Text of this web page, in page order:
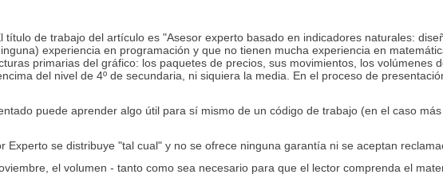
título de trabajo del artículo es "Asesor experto basado en indicadores naturales:
experiencia en programación y que no tienen mucha experiencia en
primarias del gráfico: los paquetes de precios, sus movimientos, los volúmenes
del nivel de 4º de secundaria, ni siquiera la media. En el proceso de
puede aprender algo útil para sí mismo de un código de trabajo (en el caso
Experto se distribuye "tal cual" y no se ofrece ninguna garantía ni se aceptan
el volumen - tanto como sea necesario para que el lector comprenda el